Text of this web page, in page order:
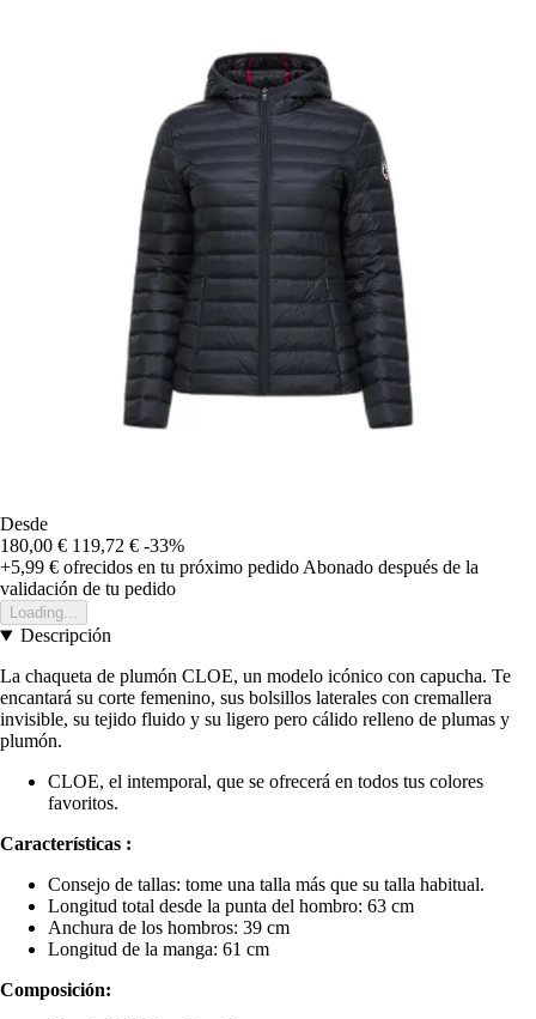
Desde
180,00 € 119,72 € -33%
+5,99 € ofrecidos en tu próximo pedido Abonado después de la
validación de tu pedido
Loading...
Descripción
La chaqueta de plumón CLOE, un modelo icónico con capucha. Te
encantará su corte femenino, sus bolsillos laterales con cremallera
invisible, su tejido fluido y su ligero pero cálido relleno de plumas y
plumón.
CLOE, el intemporal, que se ofrecerá en todos tus colores
favoritos.
Características :
Consejo de tallas: tome una talla más que su talla habitual.
Longitud total desde la punta del hombro: 63 cm
Anchura de los hombros: 39 cm
Longitud de la manga: 61 cm
Composición: